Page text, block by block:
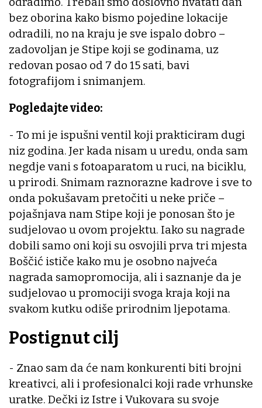
bez oborina kako bismo pojedine lokacije
odradili, no na kraju je sve ispalo dobro –
zadovoljan je Stipe koji se godinama, uz
redovan posao od 7 do 15 sati, bavi
fotografijom i snimanjem.
Pogledajte video:
- To mi je ispušni ventil koji prakticiram dugi
niz godina. Jer kada nisam u uredu, onda sam
negdje vani s fotoaparatom u ruci, na biciklu,
u prirodi. Snimam raznorazne kadrove i sve to
onda pokušavam pretočiti u neke priče –
pojašnjava nam Stipe koji je ponosan što je
sudjelovao u ovom projektu. Iako su nagrade
dobili samo oni koji su osvojili prva tri mjesta
Boščić ističe kako mu je osobno najveća
nagrada samopromocija, ali i saznanje da je
sudjelovao u promociji svoga kraja koji na
svakom kutku odiše prirodnim ljepotama.
Postignut cilj
- Znao sam da će nam konkurenti biti brojni
kreativci, ali i profesionalci koji rade vrhunske
uratke. Dečki iz Istre i Vukovara su svoje